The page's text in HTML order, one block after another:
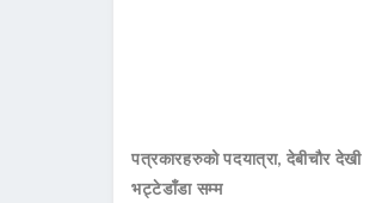
पत्रकारहरुको पदयात्रा, देबीचौर देखी
भट्टेडाँडा सम्म